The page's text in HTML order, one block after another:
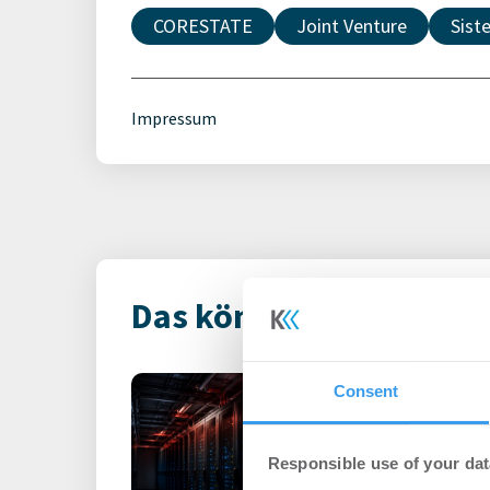
Consent
Responsible use of your
CORESTATE Joint Venture
Impressum
Das könnte Dich auch
Rekordhitze
unter Druck
-31.07.2026